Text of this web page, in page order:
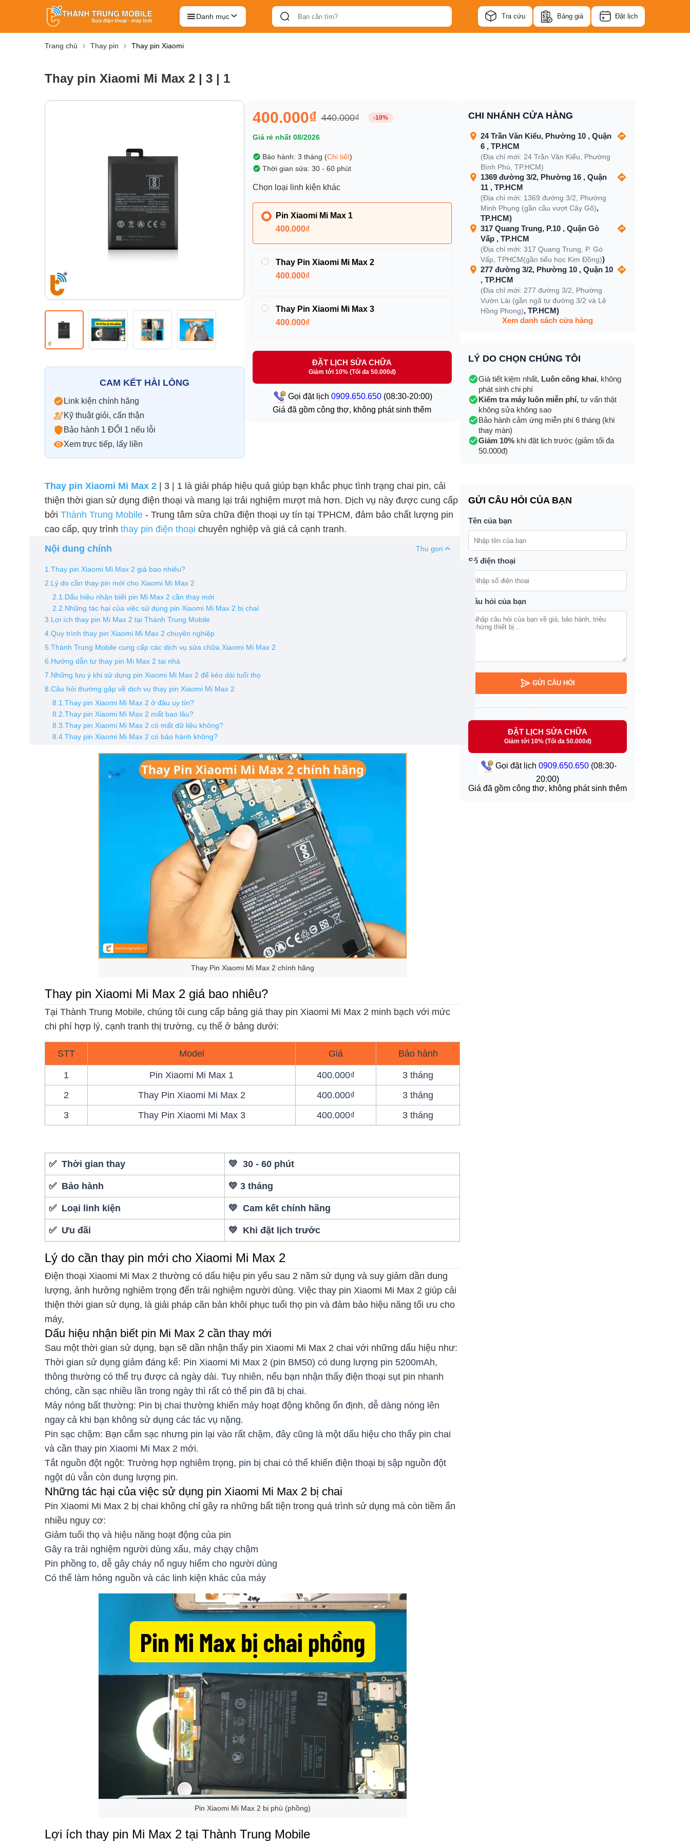
Danh mục Tra cứu Bảng giá Đặt lịch
Trang chủ Thay pin Thay pin Xiaomi
Thay pin Xiaomi Mi Max 2 | 3 | 1
CAM KẾT HÀI LÒNG
Link kiện chính hãng
Kỹ thuật giỏi, cẩn thận
Bảo hành 1 ĐỔI 1 nếu lỗi
Xem trực tiếp, lấy liền
400.000₫ 440.000₫ -10%
Giá rẻ nhất 08/2026
Bảo hành: 3 tháng (Chi tiết)
Thời gian sửa: 30 - 60 phút
Chọn loại linh kiện khác
Pin Xiaomi Mi Max 1
400.000₫
Thay Pin Xiaomi Mi Max 2
400.000₫
Thay Pin Xiaomi Mi Max 3
400.000₫
ĐẶT LỊCH SỬA CHỮA
Giảm tới 10% (Tối đa 50.000đ)
Gọi đặt lịch0909.650.650 (08:30-20:00)
Giá đã gồm công thợ, không phát sinh thêm
Thay pin Xiaomi Mi Max 2 | 3 | 1 là giải pháp hiệu quả giúp bạn khắc phục tình trạng chai pin, cải
thiện thời gian sử dụng điện thoại và mang lại trải nghiệm mượt mà hơn. Dịch vụ này được cung cấp
bởi Thành Trung Mobile - Trung tâm sửa chữa điện thoại uy tín tại TPHCM, đảm bảo chất lượng pin
cao cấp, quy trình thay pin điện thoại chuyên nghiệp và giá cả cạnh tranh.
Nội dung chính
Thu gọn
1.Thay pin Xiaomi Mi Max 2 giá bao nhiêu?
2.Lý do cần thay pin mới cho Xiaomi Mi Max 2
2.1.Dấu hiệu nhận biết pin Mi Max 2 cần thay mới
2.2.Những tác hại của việc sử dụng pin Xiaomi Mi Max 2 bị chai
3.Lợi ích thay pin Mi Max 2 tại Thành Trung Mobile
4.Quy trình thay pin Xiaomi Mi Max 2 chuyên nghiệp
5.Thành Trung Mobile cung cấp các dịch vụ sửa chữa Xiaomi Mi Max 2
6.Hướng dẫn tự thay pin Mi Max 2 tại nhà
7.Những lưu ý khi sử dụng pin Xiaomi Mi Max 2 để kéo dài tuổi thọ
8.Câu hỏi thường gặp về dịch vụ thay pin Xiaomi Mi Max 2
8.1.Thay pin Xiaomi Mi Max 2 ở đâu uy tín?
8.2.Thay pin Xiaomi Mi Max 2 mất bao lâu?
8.3.Thay pin Xiaomi Mi Max 2 có mất dữ liệu không?
8.4.Thay pin Xiaomi Mi Max 2 có bảo hành không?
Thay Pin Xiaomi Mi Max 2 chính hãng
Thay pin Xiaomi Mi Max 2 giá bao nhiêu?
Tại Thành Trung Mobile, chúng tôi cung cấp bảng giá thay pin Xiaomi Mi Max 2 minh bạch với mức
chi phí hợp lý, cạnh tranh thị trường, cụ thể ở bảng dưới:
STT Model Giá Bảo hành
1 Pin Xiaomi Mi Max 1 400.000₫
3 tháng
2
Thay Pin Xiaomi Mi Max 2 400.000₫
3 tháng
3
Thay Pin Xiaomi Mi Max 3 400.000₫ 3 tháng
✅ Thời gian thay 💛 30 - 60 phút
✅ Bảo hành 💛 3 tháng
✅ Loại linh kiện 💛 Cam kết chính hãng
✅ Ưu đãi 💛 Khi đặt lịch trước
Lý do cần thay pin mới cho Xiaomi Mi Max 2
Điện thoại Xiaomi Mi Max 2 thường có dấu hiệu pin yếu sau 2 năm sử dụng và suy giảm dần dung
lượng, ảnh hưởng nghiêm trọng đến trải nghiệm người dùng. Việc thay pin Xiaomi Mi Max 2 giúp cải
thiện thời gian sử dụng, là giải pháp căn bản khôi phục tuổi thọ pin và đảm bảo hiệu năng tối ưu cho
máy,
Dấu hiệu nhận biết pin Mi Max 2 cần thay mới
Sau một thời gian sử dụng, bạn sẽ dần nhận thấy pin Xiaomi Mi Max 2 chai với những dấu hiệu như:
Thời gian sử dụng giảm đáng kể: Pin Xiaomi Mi Max 2 (pin BM50) có dung lượng pin 5200mAh,
thông thường có thể trụ được cả ngày dài. Tuy nhiên, nếu bạn nhận thấy điện thoại sụt pin nhanh
chóng, cần sạc nhiều lần trong ngày thì rất có thể pin đã bị chai.
Máy nóng bất thường: Pin bị chai thường khiến máy hoạt động không ổn định, dễ dàng nóng lên
ngay cả khi bạn không sử dụng các tác vụ nặng.
Pin sạc chậm: Bạn cắm sạc nhưng pin lại vào rất chậm, đây cũng là một dấu hiệu cho thấy pin chai
và cần thay pin Xiaomi Mi Max 2 mới.
Tắt nguồn đột ngột: Trường hợp nghiêm trọng, pin bị chai có thể khiến điện thoại bị sập nguồn đột
ngột dù vẫn còn dung lượng pin.
Những tác hại của việc sử dụng pin Xiaomi Mi Max 2 bị chai
Pin Xiaomi Mi Max 2 bị chai không chỉ gây ra những bất tiện trong quá trình sử dụng mà còn tiềm ẩn
nhiều nguy cơ:
Giảm tuổi thọ và hiệu năng hoạt động của pin
Gây ra trải nghiệm người dùng xấu, máy chạy chậm
Pin phồng to, dễ gây cháy nổ nguy hiểm cho người dùng
Có thể làm hỏng nguồn và các linh kiện khác của máy
Pin Xiaomi Mi Max 2 bị phù (phồng)
Lợi ích thay pin Mi Max 2 tại Thành Trung Mobile
CHI NHÁNH CỬA HÀNG
24 Trần Văn Kiểu, Phường 10 , Quận
6 , TP.HCM
(Địa chỉ mới: 24 Trần Văn Kiểu, Phường
Bình Phú, TP.HCM)
1369 đường 3/2, Phường 16 , Quận
11 , TP.HCM
(Địa chỉ mới: 1369 đường 3/2, Phường
Minh Phụng (gần cầu vượt Cây Gõ),
TP.HCM)
317 Quang Trung, P.10 , Quận Gò
Vấp , TP.HCM
(Địa chỉ mới: 317 Quang Trung, P. Gò
Vấp, TPHCM(gần tiểu học Kim Đồng))
277 đường 3/2, Phường 10 , Quận 10
, TP.HCM
(Địa chỉ mới: 277 đường 3/2, Phường
Vườn Lài (gần ngã tư đường 3/2 và Lê
Hồng Phong), TP.HCM)
Xem danh sách cửa hàng
LÝ DO CHỌN CHÚNG TÔI
Giá tiết kiệm nhất, Luôn công khai, không
phát sinh chi phí
Kiểm tra máy luôn miễn phí, tư vấn thật
không sửa không sao
Bảo hành cảm ứng miễn phí 6 tháng (khi
thay màn)
Giảm 10% khi đặt lịch trước (giảm tối đa
50.000đ)
GỬI CÂU HỎI CỦA BẠN
Tên của bạn
Số điện thoại
Câu hỏi của bạn
GỬI CÂU HỎI
ĐẶT LỊCH SỬA CHỮA
Giảm tới 10% (Tối đa 50.000đ)
Gọi đặt lịch 0909.650.650(08:30-
20:00)
Giá đã gồm công thợ, không phát sinh thêm